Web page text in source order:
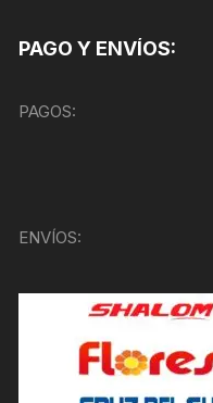
PAGO Y ENVÍOS:
PAGOS:
ENVÍOS: